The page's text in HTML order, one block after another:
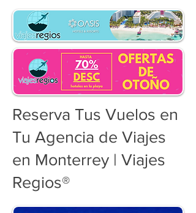
Reserva Tus Vuelos en
Tu Agencia de Viajes
en Monterrey | Viajes
Regios®